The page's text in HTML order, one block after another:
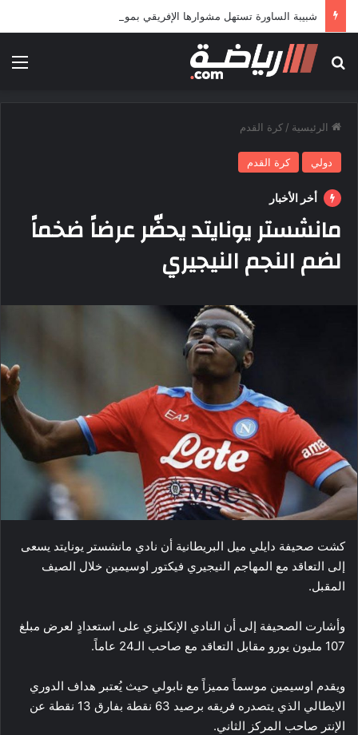
شبيبة الساورة تستهل مشوارها الإفريقي بمواجهة حافيا كوناكري
بحث عن
الرئيسية / كرة القدم
دولي كرة القدم
أخر الأخبار
مانشستر يونايتد يحضّر عرضاً ضخماً
لضم النجم النيجيري
كشت صحيفة دايلي ميل البريطانية أن نادي ​مانشستر يونايتد​ يسعى
إلى التعاقد مع المهاجم النيجيري ​فيكتور اوسيمين​ خلال الصيف
المقبل.
وأشارت الصحيفة إلى أن النادي الإنكليزي على استعدادٍ لعرض مبلغ
107 مليون يورو مقابل التعاقد مع صاحب الـ24 عاماً.
ويقدم اوسيمين موسماً مميزاً مع ​نابولي​ حيث يُعتبر هداف ​الدوري
الايطالي​ الذي يتصدره فريقه برصيد 63 نقطة بفارق 13 نقطة عن
الإنتر صاحب المركز الثاني.